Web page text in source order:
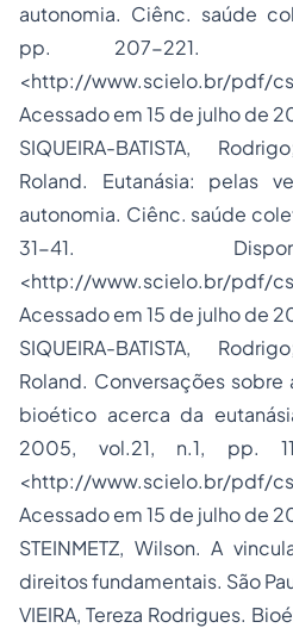
autonomia. Ciênc. saúde
pp. 207-221.
<http://www.scielo.br/pdf/
Acessado em 15 de julho de
SIQUEIRA-BATISTA,
Roland. Eutanásia: pelas
autonomia. Ciênc. saúde
31-41.
<http://www.scielo.br/pdf/
Acessado em 15 de julho de
SIQUEIRA-BATISTA,
Roland. Conversações
bioético acerca da
2005, vol.21, n.1, pp.
<http://www.scielo.br/pdf/
Acessado em 15 de julho de
STEINMETZ, Wilson. A
direitos fundamentais. São
VIEIRA, Tereza Rodrigues.